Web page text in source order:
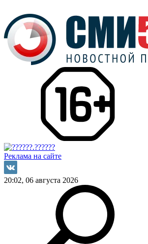
Реклама на сайте
20:02, 06 августа 2026